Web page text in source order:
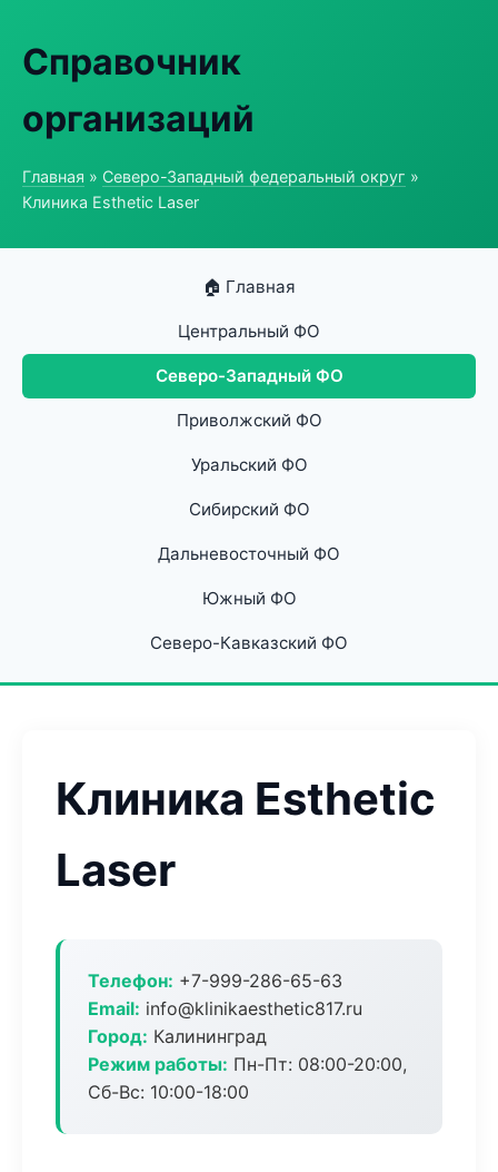
Справочник
организаций
Главная » Северо-Западный федеральный округ »
Клиника Esthetic Laser
🏠 Главная
Центральный ФО
Северо-Западный ФО
Приволжский ФО
Уральский ФО
Сибирский ФО
Дальневосточный ФО
Южный ФО
Северо-Кавказский ФО
Клиника Esthetic
Laser
Телефон: +7-999-286-65-63
Email: info@klinikaesthetic817.ru
Город: Калининград
Режим работы: Пн-Пт: 08:00-20:00,
Сб-Вс: 10:00-18:00